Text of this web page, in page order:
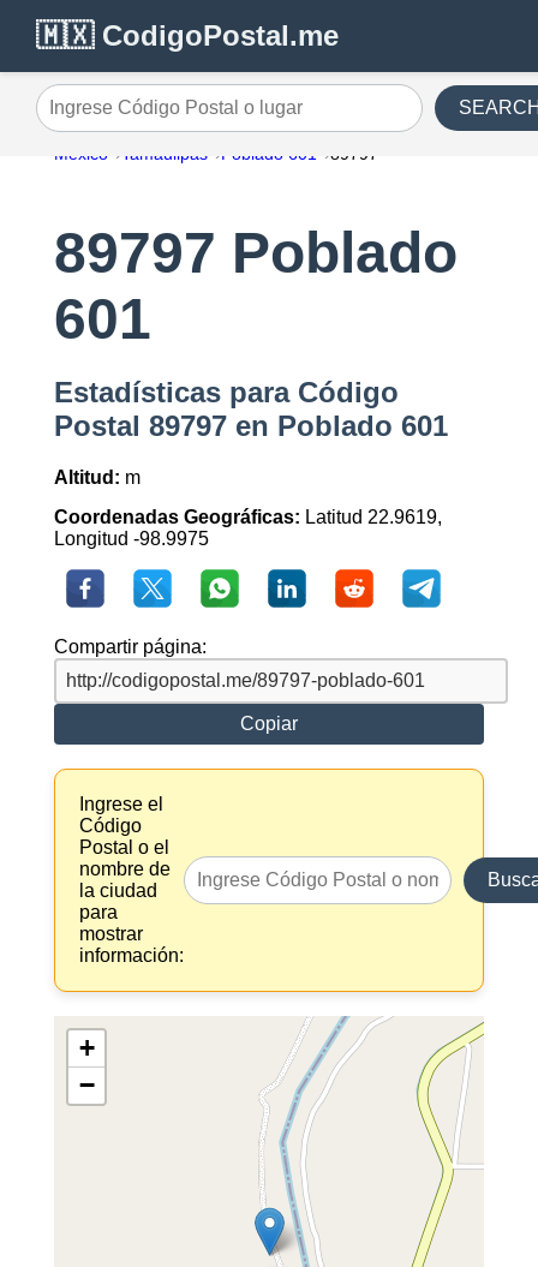
🇲🇽 CodigoPostal.me
Ingrese Código Postal o lugar
México Tamaulipas Poblado 601 89797
89797 Poblado
601
Estadísticas para Código
Postal 89797 en Poblado 601
Altitud: m
Coordenadas Geográficas: Latitud 22.9619,
Longitud -98.9975
Compartir página:
Copiar
Ingrese el
Código
Postal o el
nombre de
la ciudad
para
mostrar
información:
+
−